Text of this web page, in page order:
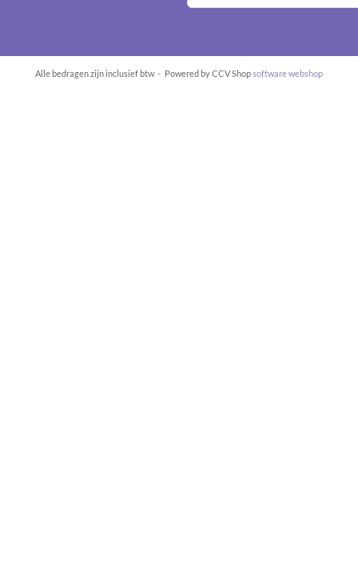
Alle bedragen zijn inclusief btw - Powered by CCV Shopsoftware webshop